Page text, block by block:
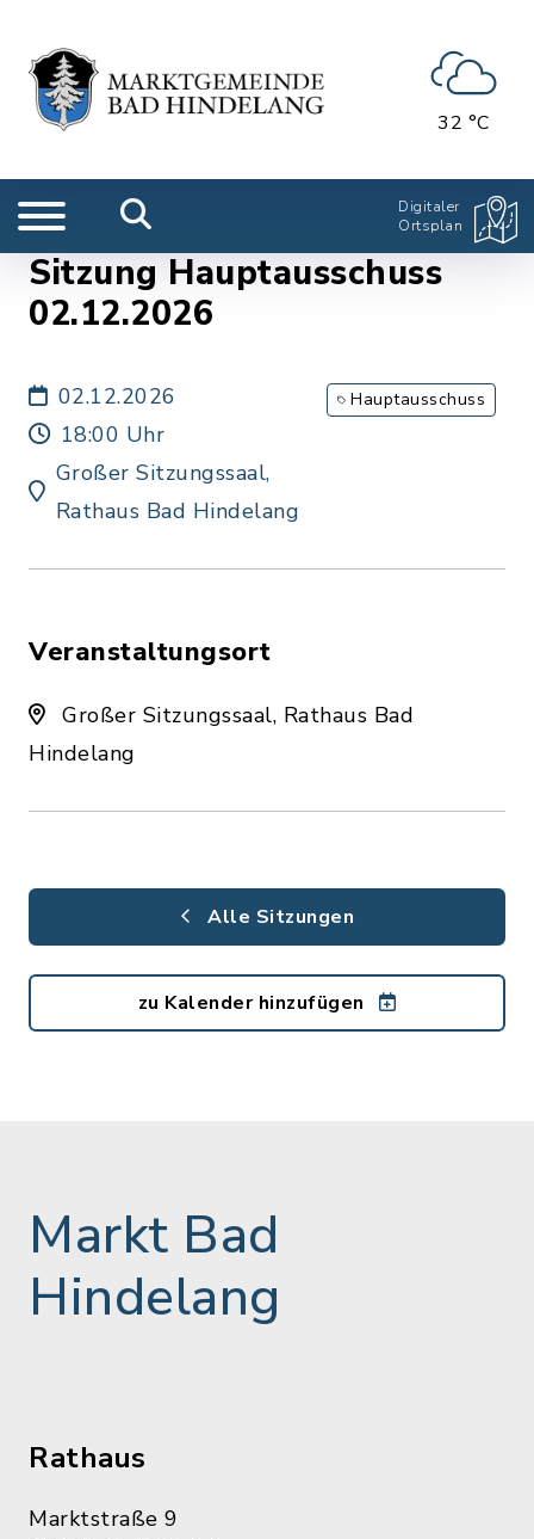
32 °C
Digitaler
Ortsplan
Sitzung Hauptausschuss
02.12.2026
02.12.2026
18:00 Uhr
Großer Sitzungssaal,
Rathaus Bad Hindelang
Hauptausschuss
Veranstaltungsort
Großer Sitzungssaal, Rathaus Bad
Hindelang
Alle Sitzungen
zu Kalender hinzufügen
Markt Bad
Hindelang
Rathaus
Marktstraße 9